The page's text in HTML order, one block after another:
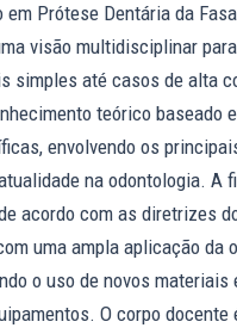
Prótese Dentária da
visão multidisciplinar
simples até casos de alta
teórico baseado
envolvendo os
na odontologia. A
acordo com as diretrizes
uma ampla aplicação da
o uso de novos materiais
O corpo docente